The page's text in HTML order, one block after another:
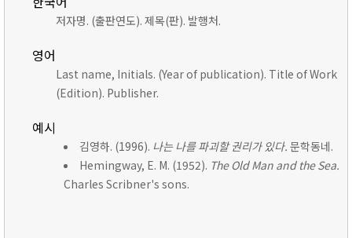
저자명. (출판연도). 제목(판). 발행처.
영어
Last name, Initials. (Year of publication). Title of Work
(Edition). Publisher.
예시
김영하. (1996). 나는 나를 파괴할 권리가 있다. 문학동네.
Hemingway, E. M. (1952). The Old Man and the Sea.
Charles Scribner's sons.